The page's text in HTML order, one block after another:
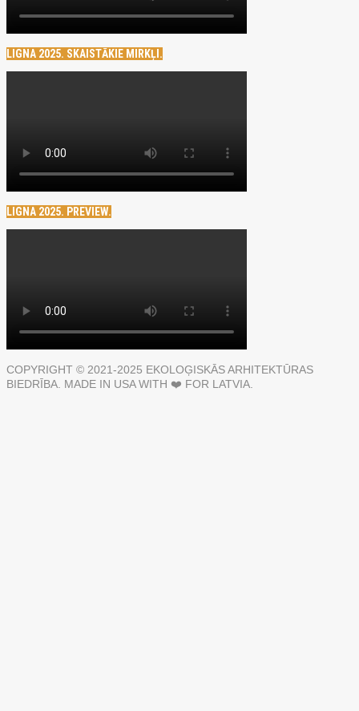
LIGNA 2025. SKAISTĀKIE MIRKĻI.
LIGNA 2025. PREVIEW.
COPYRIGHT © 2021-2025 EKOLOĢISKĀS ARHITEKTŪRAS
BIEDRĪBA. MADE IN USA WITH ❤️ FOR LATVIA.